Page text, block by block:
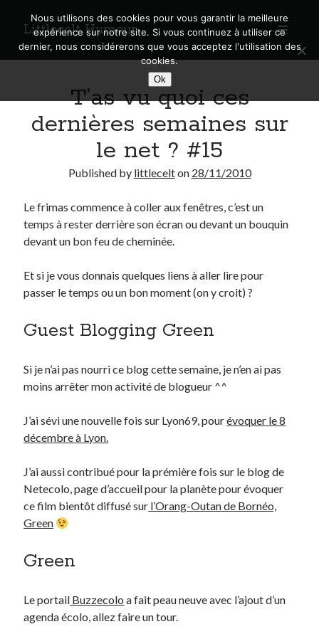
Littlecelt Humeur
open
primary
menu
Sidebar
Municipales 2026 : Lyon, Métropole et Caluire, mon choix pour l’avenir
Explorez les Chemins Enchantés à Vélo : Aventures Familiales près de
Lyon !
A quand une véritable place pour le vélo à Caluire dans la Métropole de
Entretien ménager
T’as vu quoi ? #52
littlecelt
dans
Comment j’ai opéré ma vélorution toute personnelle
AnthonydansComment j’ai opéré ma vélorution toute personnelle
Commentaires récents
JFdans C’était pas mieux avant… à Lyon
Renaud DucherdansComment j’ai opéré ma vélorution toute
personnelle
T’as vu quoi ces
dernières semaines sur
le net ? #15
Published by littlecelton 28/11/2010
Le frimas commence à coller aux fenêtres, c’est un
temps à rester derrière son écran ou devant un bouquin
devant un bon feu de cheminée.
Et si je vous donnais quelques liens à aller lire pour
passer le temps ou un bon moment (on y croit) ?
Guest Blogging Green
Si je n’ai pas nourri ce blog cette semaine, je n’en ai pas
moins arrêter mon activité de blogueur ^^
J’ai sévi une nouvelle fois sur Lyon69, pourévoquer le 8
décembre à Lyon.
J’ai aussi contribué pour la prémière fois sur le blog de
Netecolo, page d’accueil pour la planète pour évoquer
ce film bientôt diffusé sur l’Orang-Outan de Bornéo,
Green
Green
Le portail Buzzecolo a fait peau neuve avec l’ajout d’un
agenda écolo, allez faire un tour.
Nous utilisons des cookies pour vous garantir la meilleure
expérience sur notre site. Si vous continuez à utiliser ce
dernier, nous considérerons que vous acceptez l'utilisation des
cookies.
Ok